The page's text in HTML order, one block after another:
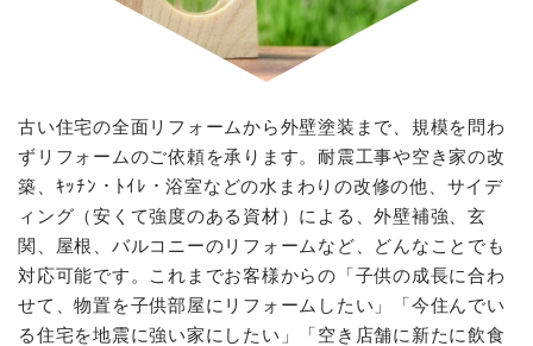
古い住宅の全面リフォームから外壁塗装まで、規模を問わ
ずリフォームのご依頼を承ります。耐震工事や空き家の改
築、ｷｯﾁﾝ・ﾄｲﾚ・浴室などの水まわりの改修の他、サイデ
ィング（安くて強度のある資材）による、外壁補強、玄
関、屋根、バルコニーのリフォームなど、どんなことでも
対応可能です。これまでお客様からの「子供の成長に合わ
せて、物置を子供部屋にリフォームしたい」「今住んでい
る住宅を地震に強い家にしたい」「空き店舗に新たに飲食